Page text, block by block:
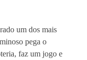
um dos mais
pega o
faz um jogo e